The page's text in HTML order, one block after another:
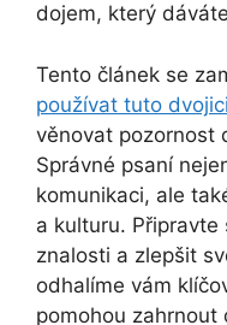
dojem, který
Tento článek se
používat tuto
věnovat pozornost
Správné psaní
komunikaci, ale
a kulturu.
znalosti a zlepšit
odhalíme vám
pomohou zahrnout